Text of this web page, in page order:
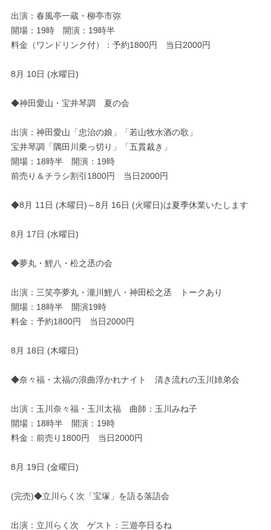
出演：春風亭一蔵・柳亭市弥
開場：19時 開演：19時半
料金（ワンドリンク付）：予約1800円 当日2000円
8月 10日 (水曜日)
◆神田愛山・宝井琴調 夏の会
出演：神田愛山「忠治の娘」「若山牧水酒の歌」
宝井琴調「隅田川乗っ切り」「五貫裁き」
開場：18時半 開演：19時
前売り＆チラシ割引1800円 当日2000円
◆8月 11日 (木曜日)～8月 16日 (火曜日)は夏季休業いたします
8月 17日 (水曜日)
◆夢丸・鯉八・松之丞の会
出演：三笑亭夢丸・瀧川鯉八・神田松之丞 トークあり
開場：18時半 開演19時
料金：予約1800円 当日2000円
8月 18日 (木曜日)
◆奈々福・太福の浪曲浮かれナイト 清き流れの玉川姉弟会
出演：玉川奈々福・玉川太福 曲師：玉川みね子
開場：18時半 開演：19時
料金：前売り1800円 当日2000円
8月 19日 (金曜日)
(完売)◆立川らく次「宝塚」を語る落語会
出演：立川らく次 ゲスト：三遊亭日るね